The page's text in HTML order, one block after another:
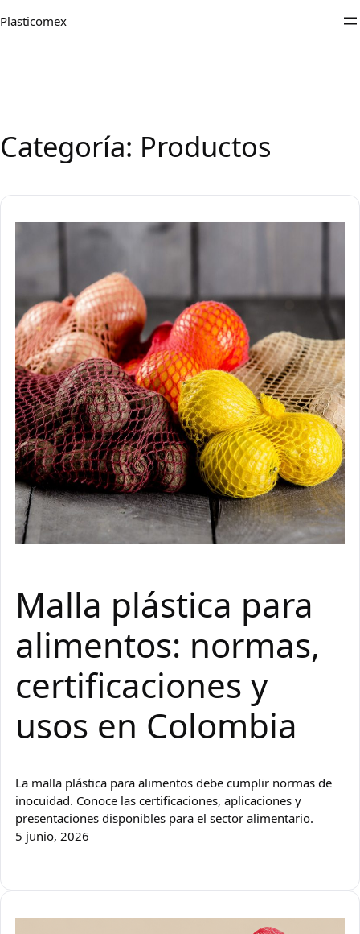
al
Plasticomex
Categoría: Productos
Malla plástica para
alimentos: normas,
certificaciones y
usos en Colombia
La malla plástica para alimentos debe cumplir normas de
inocuidad. Conoce las certificaciones, aplicaciones y
presentaciones disponibles para el sector alimentario.
5 junio, 2026